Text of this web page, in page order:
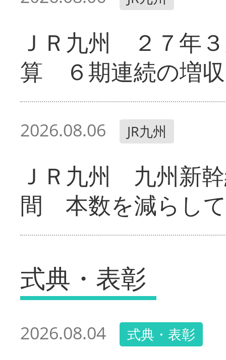
ＪＲ九州 ２７年
算 ６期連続の増収
2026.08.06 JR九州
ＪＲ九州 九州新
間 本数を減らし
式典・表彰
2026.08.04 式典・表彰